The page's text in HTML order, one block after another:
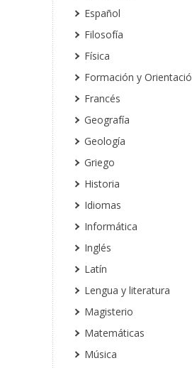
Español
Filosofía
Física
Formación y
Francés
Geografía
Geología
Griego
Historia
Idiomas
Informática
Inglés
Latín
Lengua y literatura
Magisterio
Matemáticas
Música